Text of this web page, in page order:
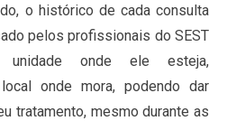
o histórico de cada consulta
pelos profissionais do SEST
unidade onde ele esteja,
onde mora, podendo dar
tratamento, mesmo durante as